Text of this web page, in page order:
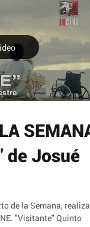
SEMANA
Josué